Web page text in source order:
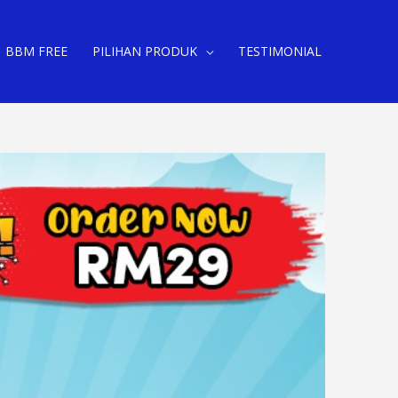
BBM FREE PILIHAN PRODUK TESTIMONIAL